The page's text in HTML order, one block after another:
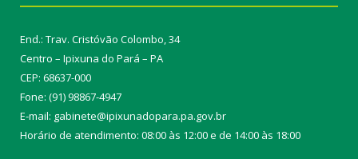
End.: Trav. Cristóvão Colombo, 34
Centro – Ipixuna do Pará – PA
CEP: 68637-000
Fone: (91) 98867-4947
E-mail: gabinete@ipixunadopara.pa.gov.br
Horário de atendimento: 08:00 às 12:00 e de 14:00 às 18:00